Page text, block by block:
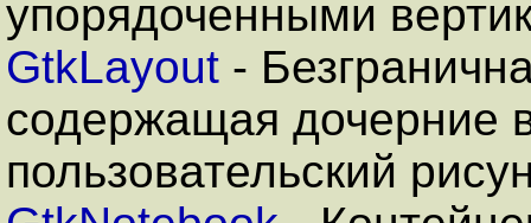
упорядоченными
GtkLayout -
содержащая дочерние
пользовательский